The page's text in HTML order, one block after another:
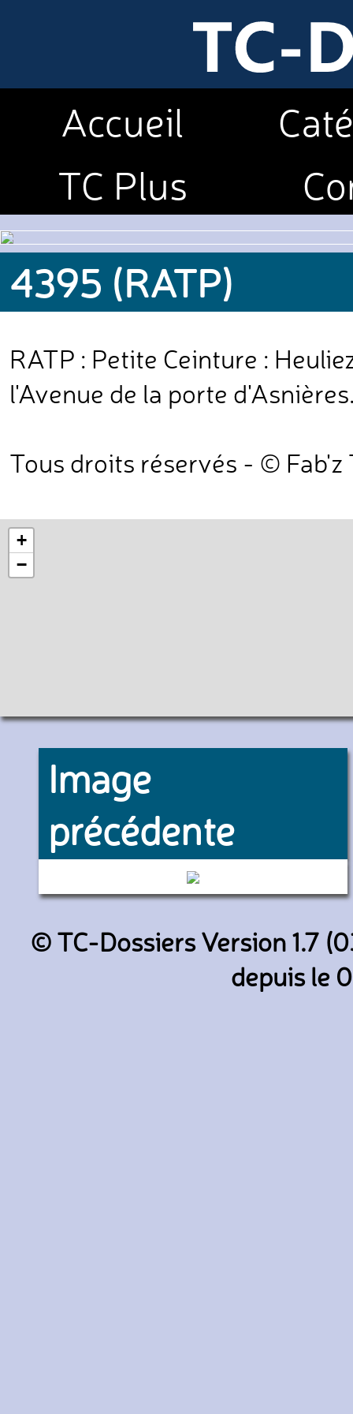
Accueil
TC Plus
4395 (RATP)
RATP : Petite Ceinture :
l'Avenue de la porte
Tous droits réservés - © Fab'z
+
−
Image
précédente
4395 (RATP)
© TC-Dossiers Version 1.7
depuis le